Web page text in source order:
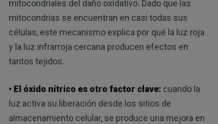
mitocondriales del daño oxidativo. Dado que las
mitocondrias se encuentran en casi todas sus
células, este mecanismo explica por qué la luz roja
y la luz infrarroja cercana producen efectos en
tantos tejidos.
• El óxido nítrico es otro factor clave: cuando la
luz activa su liberación desde los sitios de
almacenamiento celular, se produce una mejora en